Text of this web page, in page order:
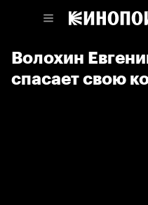
Волохин
спасает свою